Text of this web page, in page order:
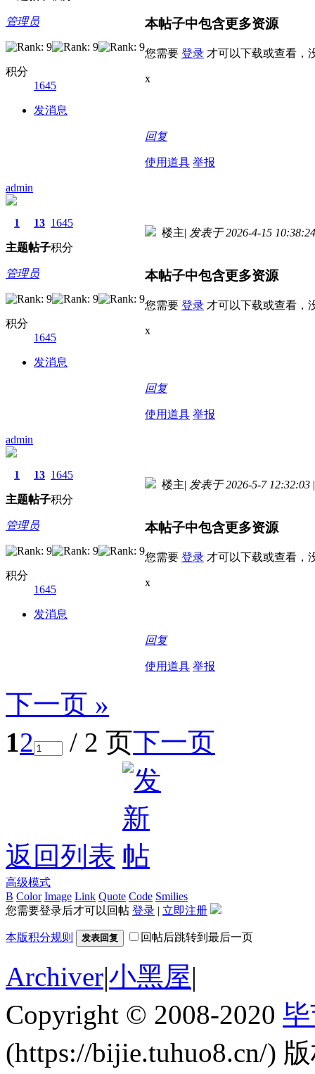
管理员
积分
1645
发消息
本帖子中包含更多资源
您需要 登录 才可以下载或查看，
x
回复
使用道具 举报
admin
1
主题
13
帖子
1645
积分
管理员
积分
1645
发消息
楼主| 发表于 2026-4-15 10:38:24
本帖子中包含更多资源
您需要 登录 才可以下载或查看，
x
回复
使用道具 举报
admin
1
主题
13
帖子
1645
积分
管理员
积分
1645
发消息
楼主| 发表于 2026-5-7 12:32:03 |
本帖子中包含更多资源
您需要 登录 才可以下载或查看，
x
回复
使用道具 举报
下一页 »
12 / 2 页下一页
返回列表
高级模式
B Color Image Link Quote Code Smilies
您需要登录后才可以回帖 登录 | 立即注册
本版积分规则 发表回复 回帖后跳转到最后一页
Archiver|小黑屋|
Copyright © 2008-2020
(https://bijie.tuhuo8.cn/)